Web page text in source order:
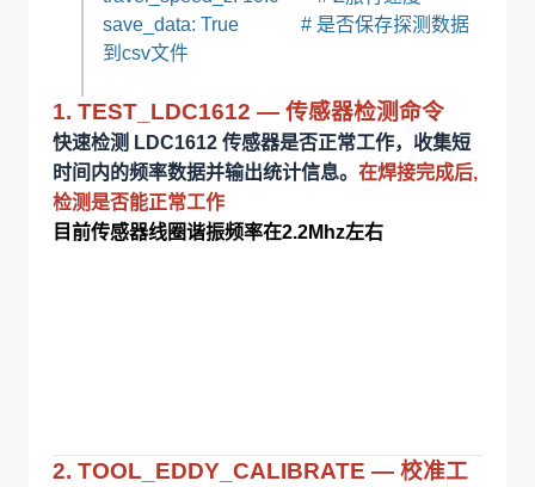
save_data: True # 是否保存探测数据
到csv文件
1. TEST_LDC1612 — 传感器检测命令
快速检测 LDC1612 传感器是否正常工作，收集短
时间内的频率数据并输出统计信息。 在焊接完成后,
检测是否能正常工作
目前传感器线圈谐振频率在2.2Mhz左右
2. TOOL_EDDY_CALIBRATE — 校准工